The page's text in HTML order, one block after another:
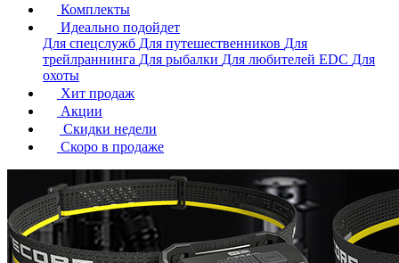
Комплекты
Идеально подойдет
Для спецслужб Для путешественников Для
трейлраннинга Для рыбалки Для любителей EDC Для
охоты
Хит продаж
Акции
Скидки недели
Скоро в продаже